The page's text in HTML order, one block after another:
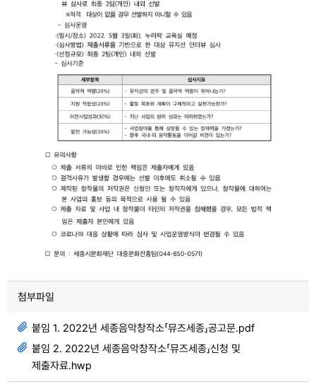
첨부파일
붙임 1. 2022년 세종음악창작소「뮤즈세종」공고문.pdf
붙임 2. 2022년 세종음악창작소「뮤즈세종」신청 및
제출자료.hwp